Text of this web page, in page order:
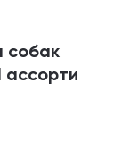
собак